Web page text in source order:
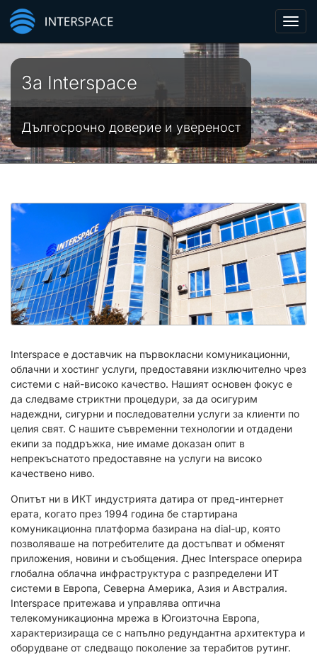
За Interspace
Дългосрочно доверие и увереност
Interspace е доставчик на първокласни комуникационни,
облачни и хостинг услуги, предоставяни изключително чрез
системи с най-високо качество. Нашият основен фокус е
да следваме стриктни процедури, за да осигурим
надеждни, сигурни и последователни услуги за клиенти по
целия свят. С нашите съвременни технологии и отдадени
екипи за поддръжка, ние имаме доказан опит в
непрекъснатото предоставяне на услуги на високо
качествено ниво.
Опитът ни в ИКТ индустрията датира от пред-интернет
ерата, когато през 1994 година бе стартирана
комуникационна платформа базирана на dial-up, която
позволяваше на потребителите да достъпват и обменят
приложения, новини и съобщения. Днес Interspace оперира
глобална облачна инфраструктура с разпределени ИТ
системи в Европа, Северна Америка, Азия и Австралия.
Interspace притежава и управлява оптична
телекомуникационна мрежа в Югоизточна Европа,
характеризираща се с напълно редундантна архитектура и
оборудване от следващо поколение за терабитов рутинг.